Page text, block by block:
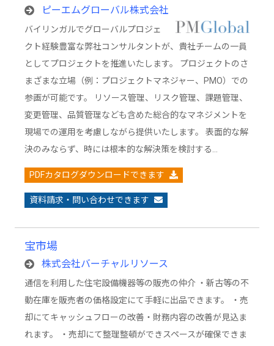
ピーエムグローバル株式会社
バイリンガルでグローバルプロジェ
クト経験豊富な弊社コンサルタントが、貴社チームの一員
としてプロジェクトを推進いたします。 プロジェクトのさ
まざまな立場（例：プロジェクトマネジャー、PMO）での
参画が可能です。 リソース管理、リスク管理、課題管理、
変更管理、品質管理なども含めた総合的なマネジメントを
現場での運用を考慮しながら提供いたします。 表面的な解
決のみならず、時には根本的な解決策を検討する…
PDFカタログダウンロードできます
資料請求・問い合わせできます
宝市場
株式会社バーチャルリソース
通信を利用した住宅設備機器等の販売の仲介 ・新古等の不
動在庫を販売者の価格設定にて手軽に出品できます。 ・売
却にてキャッシュフローの改善・財務内容の改善が見込ま
れます。 ・売却にて整理整頓ができスペースが確保できま